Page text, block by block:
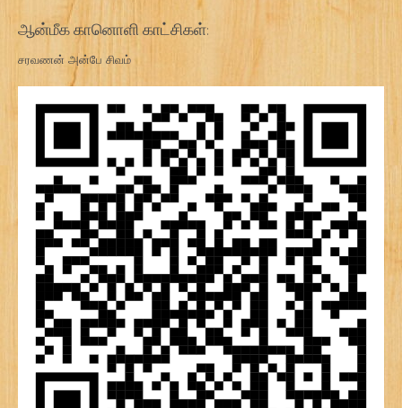
ஆன்மீக கானொளி காட்சிகள்:
சரவணன் அன்பே சிவம்